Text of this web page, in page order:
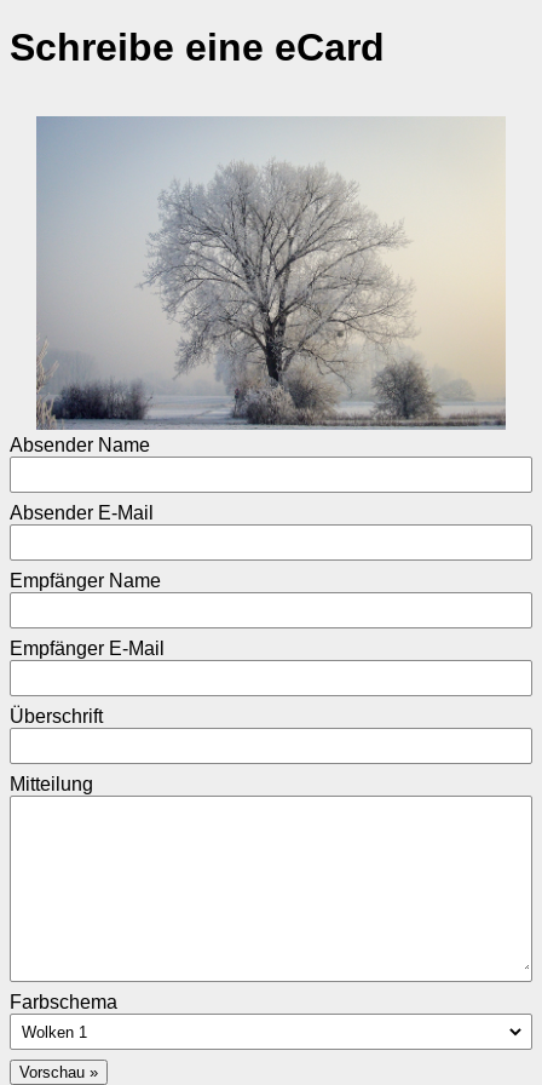
Schreibe eine eCard
Absender Name
Absender E-Mail
Empfänger Name
Empfänger E-Mail
Überschrift
Mitteilung
Farbschema